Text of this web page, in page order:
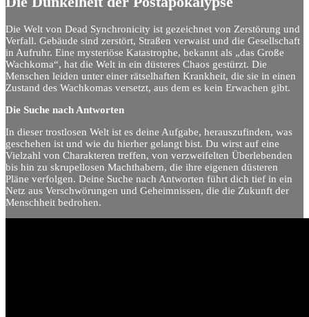
Die Welt von Dead Synchronicity ist gezeichnet von Zerstörung und
Verfall. Gebäude sind zerstört, Straßen verwaist und die Gesellschaft
in Aufruhr. Eine mysteriöse Katastrophe, bekannt als „das Große
Wachkoma“, hat die Welt in ein düsteres Chaos gestürzt. Die
Menschen leiden unter einer rätselhaften Krankheit, die sie in einen
Zustand des Wachkomas versetzt, aus dem es kein Erwachen gibt.
Die Suche nach Antworten
In dieser trostlosen Welt ist es deine Aufgabe, herauszufinden, was
geschehen ist und wie du hierher gelangt bist. Du wirst auf eine
Vielzahl von Charakteren treffen, von verzweifelten Überlebenden
bis hin zu skrupellosen Machthabern, die ihre eigenen düsteren
Pläne verfolgen. Deine Suche nach Antworten führt dich tief in ein
Netz aus Verschwörungen und Geheimnissen, die die Zukunft der
Menschheit bedrohen.